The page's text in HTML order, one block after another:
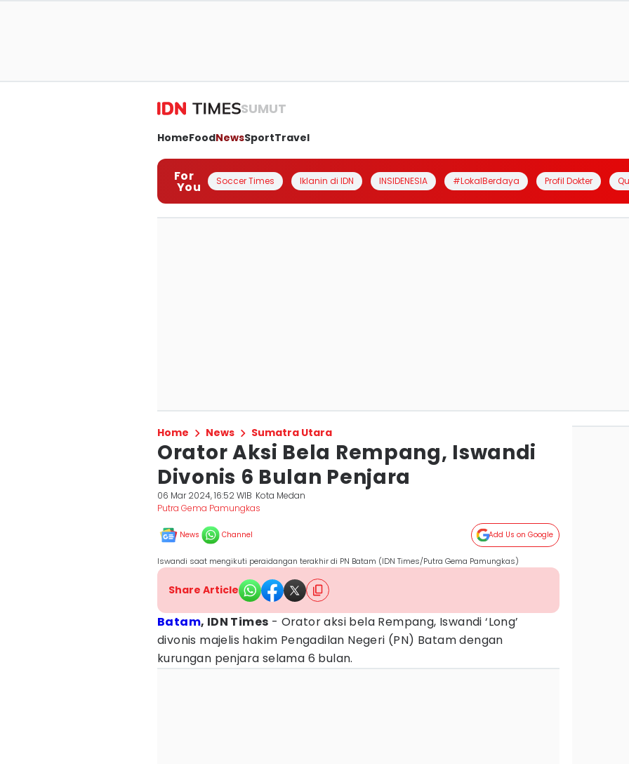
SUMUT
HomeFoodNewsSportTravel
For
You Soccer Times Iklanin di IDN INSIDENESIA #LokalBerdaya Profil Dokter
Home News Sumatra Utara
Orator Aksi Bela Rempang, Iswandi
Divonis 6 Bulan Penjara
06 Mar 2024, 16:52 WIB Kota Medan
Putra Gema Pamungkas
News Channel Add Us on Google
Iswandi saat mengikuti peraidangan terakhir di PN Batam (IDN Times/Putra Gema Pamungkas)
Share Article
Batam, IDN Times - Orator aksi bela Rempang, Iswandi ‘Long’
divonis majelis hakim Pengadilan Negeri (PN) Batam dengan
kurungan penjara selama 6 bulan.